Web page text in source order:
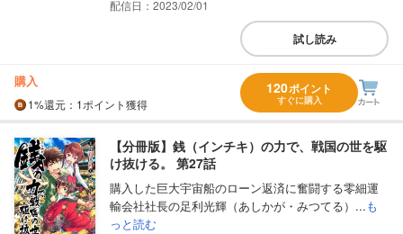
配信日：2023/02/01
試し読み
購入
1%還元 ：1ポイント獲得
120ポイント
すぐに購入
【分冊版】銭（インチキ）の力で、戦国の世を駆
け抜ける。 第27話
購入した巨大宇宙船のローン返済に奮闘する零細運
輸会社社長の足利光輝（あしかが・みつてる）...も
っと読む